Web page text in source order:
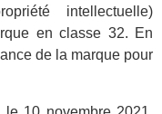
intellectuelle)
en classe 32. En
de la marque pour